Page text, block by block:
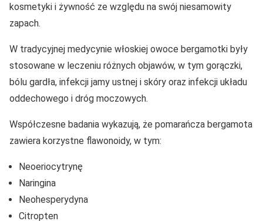
kosmetyki i żywność ze względu na swój niesamowity
zapach.
W tradycyjnej medycynie włoskiej owoce bergamotki były
stosowane w leczeniu różnych objawów, w tym gorączki,
bólu gardła, infekcji jamy ustnej i skóry oraz infekcji układu
oddechowego i dróg moczowych.
Współczesne badania wykazują, że pomarańcza bergamota
zawiera korzystne flawonoidy, w tym:
Neoeriocytrynę
Naringina
Neohesperydyna
Citropten